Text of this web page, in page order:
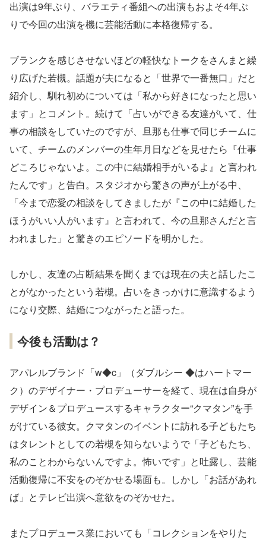
出演は9年ぶり、バラエティ番組への出演もおよそ4年ぶ
りで今回の出演を機に芸能活動に本格復帰する。
ブランクを感じさせないほどの軽快なトークをさんまと繰
り広げた若槻。話題が夫になると「世界で一番無口」だと
紹介し、馴れ初めについては「私から好きになったと思い
ます」とコメント。続けて「占いができる友達がいて、仕
事の相談をしていたのですが、旦那も仕事で同じチームに
いて、チームのメンバーの生年月日などを見せたら『仕事
どころじゃないよ。この中に結婚相手がいるよ』と言われ
たんです」と告白。スタジオから驚きの声が上がる中、
「今まで恋愛の相談をしてきましたが『この中に結婚した
ほうがいい人がいます』と言われて、今の旦那さんだと言
われました」と驚きのエピソードを明かした。
しかし、友達の占断結果を聞くまでは現在の夫と話したこ
とがなかったという若槻。占いをきっかけに意識するよう
になり交際、結婚につながったと語った。
今後も活動は？
アパレルブランド「w◆c」（ダブルシー ◆はハートマー
ク）のデザイナー・プロデューサーを経て、現在は自身が
デザイン＆プロデュースするキャラクター“クマタン”を手
がけている彼女。クマタンのイベントに訪れる子どもたち
はタレントとしての若槻を知らないようで「子どもたち、
私のことわからないんですよ。怖いです」と吐露し、芸能
活動復帰に不安をのぞかせる場面も。しかし「お話があれ
ば」とテレビ出演へ意欲をのぞかせた。
またプロデュース業においても「コレクションをやりた